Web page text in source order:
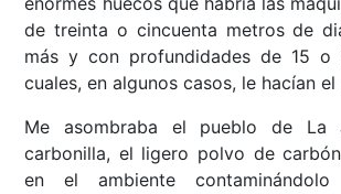
de treinta o cincuenta metros de
más y con profundidades de 15 o
cuales, en algunos casos, le hacían
Me asombraba el pueblo de La
carbonilla, el ligero polvo de
en el ambiente